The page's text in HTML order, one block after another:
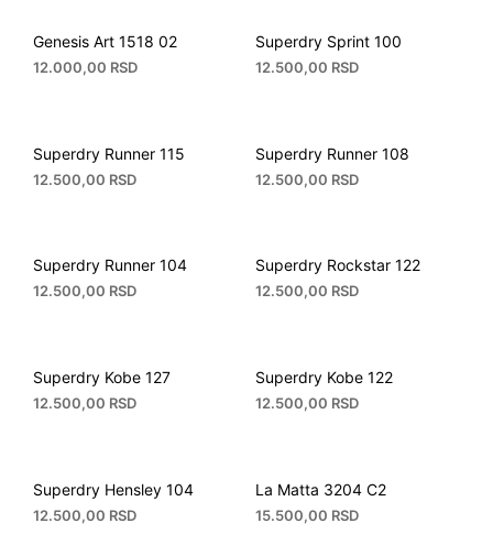
Genesis Art 1518 02
12.000,00 RSD
Superdry Sprint 100
12.500,00 RSD
Superdry Runner 115
12.500,00 RSD
Superdry Runner 108
12.500,00 RSD
Superdry Runner 104
12.500,00 RSD
Superdry Rockstar 122
12.500,00 RSD
Superdry Kobe 127
12.500,00 RSD
Superdry Kobe 122
12.500,00 RSD
Superdry Hensley 104
12.500,00 RSD
La Matta 3204 C2
15.500,00 RSD